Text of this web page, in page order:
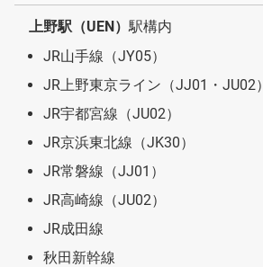
上野駅（UEN） 駅構内
JR山手線（JY05）
JR上野東京ライン（JJ01・JU02）
JR宇都宮線（JU02）
JR京浜東北線（JK30）
JR常磐線（JJ01）
JR高崎線（JU02）
JR成田線
秋田新幹線